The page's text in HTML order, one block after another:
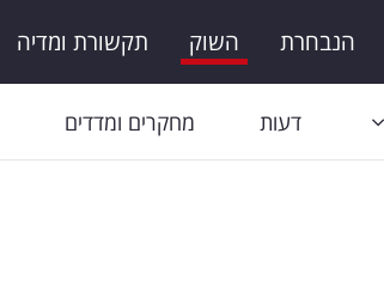
הנבחרת השוק תקשורת ומדיה
דעות מחקרים ומדדים